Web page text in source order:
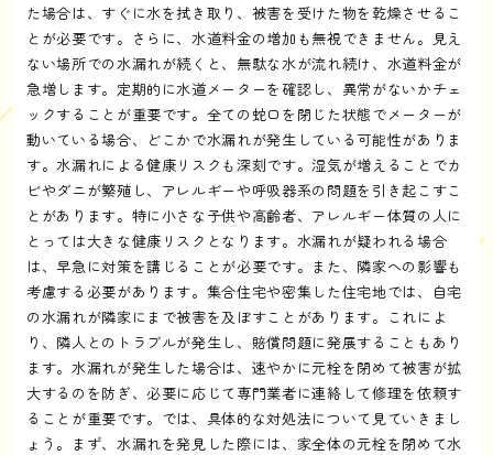
た場合は、すぐに水を拭き取り、被害を受けた物を乾燥させるこ
とが必要です。さらに、水道料金の増加も無視できません。見え
ない場所での水漏れが続くと、無駄な水が流れ続け、水道料金が
急増します。定期的に水道メーターを確認し、異常がないかチェ
ックすることが重要です。全ての蛇口を閉じた状態でメーターが
動いている場合、どこかで水漏れが発生している可能性がありま
す。水漏れによる健康リスクも深刻です。湿気が増えることでカ
ビやダニが繁殖し、アレルギーや呼吸器系の問題を引き起こすこ
とがあります。特に小さな子供や高齢者、アレルギー体質の人に
とっては大きな健康リスクとなります。水漏れが疑われる場合
は、早急に対策を講じることが必要です。また、隣家への影響も
考慮する必要があります。集合住宅や密集した住宅地では、自宅
の水漏れが隣家にまで被害を及ぼすことがあります。これによ
り、隣人とのトラブルが発生し、賠償問題に発展することもあり
ます。水漏れが発生した場合は、速やかに元栓を閉めて被害が拡
大するのを防ぎ、必要に応じて専門業者に連絡して修理を依頼す
ることが重要です。では、具体的な対処法について見ていきまし
ょう。まず、水漏れを発見した際には、家全体の元栓を閉めて水